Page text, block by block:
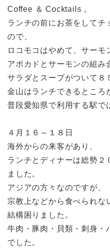
Coffee ＆ Cocktails 。
ランチの前にお茶をしてチ
ので、
ロコモコはやめて、サーモ
アボカドとサーモンの組み
サラダとスープがついて８
金山はランチできるところ
普段愛知県で利用する駅で
４月１６～１８日
海外からの来客があり、
ランチとディナーは総勢２
ました。
アジアの方々なのですが、
宗教上などから食べられな
結構困りました。
牛肉・豚肉・貝類・刺身・
でした。